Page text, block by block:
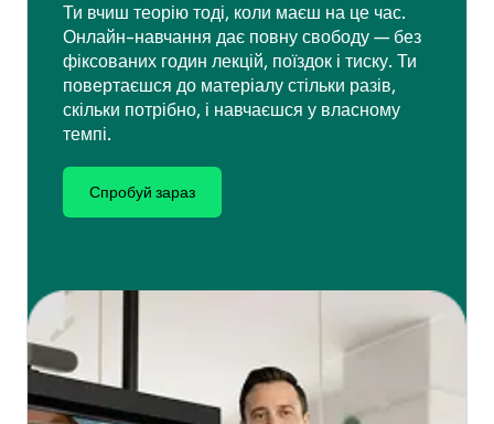
Ти вчиш теорію тоді, коли маєш на це час.
Онлайн-навчання дає повну свободу — без
фіксованих годин лекцій, поїздок і тиску. Ти
повертаєшся до матеріалу стільки разів,
скільки потрібно, і навчаєшся у власному
темпі.
Спробуй зараз